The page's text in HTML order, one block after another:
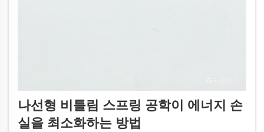
나선형 비틀림 스프링 공학이 에너지 손
실을 최소화하는 방법